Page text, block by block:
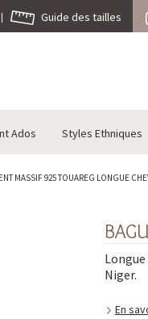
Guide des tailles
Ados Styles Ethniques
MASSIF 925 TOUAREG LONGUE
Niger.
En